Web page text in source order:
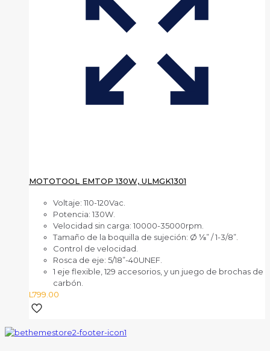
MOTOTOOL EMTOP 130W, ULMGK1301
Voltaje: 110-120Vac.
Potencia: 130W.
Velocidad sin carga: 10000-35000rpm.
Tamaño de la boquilla de sujeción: Ø ⅛” / 1-3/8”.
Control de velocidad.
Rosca de eje: 5/18”-40UNEF.
1 eje flexible, 129 accesorios, y un juego de brochas de
carbón.
L 799.00